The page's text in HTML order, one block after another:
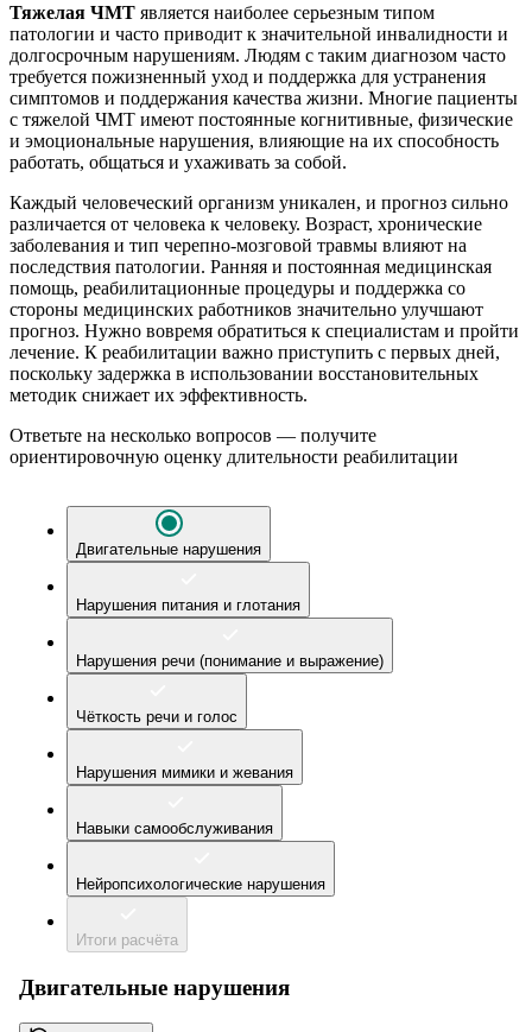
Тяжелая ЧМТ является наиболее серьезным типом
патологии и часто приводит к значительной инвалидности и
долгосрочным нарушениям. Людям с таким диагнозом часто
требуется пожизненный уход и поддержка для устранения
симптомов и поддержания качества жизни. Многие пациенты
с тяжелой ЧМТ имеют постоянные когнитивные, физические
и эмоциональные нарушения, влияющие на их способность
работать, общаться и ухаживать за собой.
Каждый человеческий организм уникален, и прогноз сильно
различается от человека к человеку. Возраст, хронические
заболевания и тип черепно-мозговой травмы влияют на
последствия патологии. Ранняя и постоянная медицинская
помощь, реабилитационные процедуры и поддержка со
стороны медицинских работников значительно улучшают
прогноз. Нужно вовремя обратиться к специалистам и пройти
лечение. К реабилитации важно приступить с первых дней,
поскольку задержка в использовании восстановительных
методик снижает их эффективность.
Ответьте на несколько вопросов — получите
ориентировочную оценку длительности реабилитации